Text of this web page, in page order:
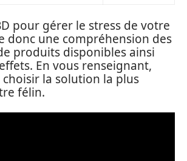
pour gérer le stress de votre
donc une compréhension des
produits disponibles ainsi
En vous renseignant,
la solution la plus
félin.